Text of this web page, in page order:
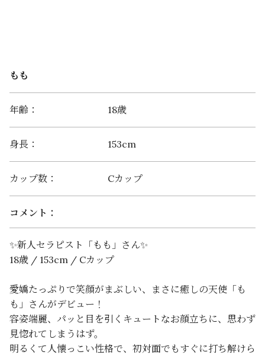
もも
年齢： 18歳
身長： 153cm
カップ数： Cカップ
コメント：
✨新人セラピスト「もも」さん✨
18歳 / 153cm / Cカップ
愛嬌たっぷりで笑顔がまぶしい、まさに癒しの天使「も
も」さんがデビュー！
容姿端麗、パッと目を引くキュートなお顔立ちに、思わず
見惚れてしまうはず。
明るくて人懐っこい性格で、初対面でもすぐに打ち解けら